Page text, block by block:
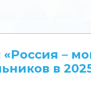
–
в